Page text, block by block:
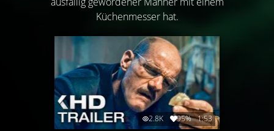
Küchenmesser hat.
2.8K 95% 1:53